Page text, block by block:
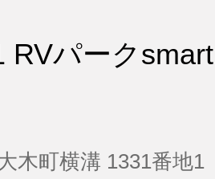
RVパーク
木町横溝 1331番地1